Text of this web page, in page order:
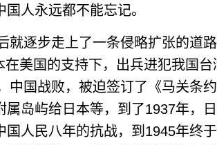
人永远都不能忘记。
逐步走上了一条侵略扩张的道路
在美国的支持下，出兵进犯我国台
中国战败，被迫签订了《马关条
岛屿给日本等，到了1937年，
国人民八年的抗战，到1945年终